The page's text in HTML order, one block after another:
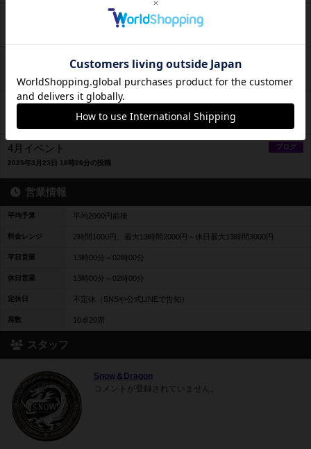
10月イベントカレンダー✨️
GWは予約で超オトクに遊べる‼️
ブログ
【オトク】春休みボードゲームキャンペーン【無料】
2025年3月23日 19時47分の投稿
ブログ
4月イベント
2025年3月23日 16時26分の投稿
営業情報
平均予算 平均2000円前後
料金レンジ 2時間1000円、最大13時間2000円～休日最大13時間3000円
平日営業 13時00分～02時00分
休日営業 13時00分～02時00分
定休日 不定休（SNSや公式LINEで告知）
席数 10卓20席
スタッフ
Snow＆Dragon
コメントが登録されていません。